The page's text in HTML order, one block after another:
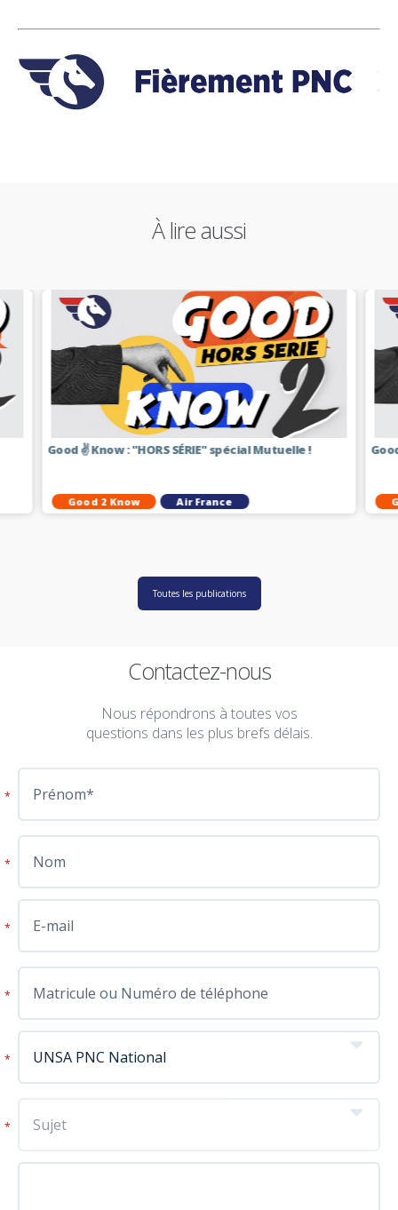
À lire aussi
Good ✌️ Know : "HORS SÉRIE" spécial Mutuelle !
Good 2 Know Air France
Toutes les publications
Contactez-nous
Nous répondrons à toutes vos
questions dans les plus brefs délais.
*
*
*
*
*
*